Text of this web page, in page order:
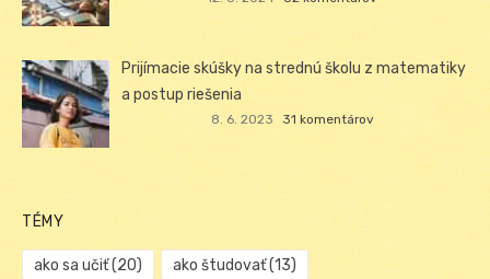
Prijímacie skúšky na strednú školu z matematiky
a postup riešenia
8. 6. 2023 31 komentárov
TÉMY
ako sa učiť(20) ako študovať(13)